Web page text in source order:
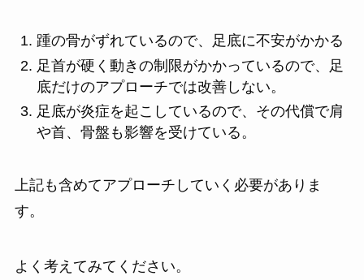
踵の骨がずれているので、足底に不安がかかる
足首が硬く動きの制限がかかっているので、足
底だけのアプローチでは改善しない。
足底が炎症を起こしているので、その代償で肩
や首、骨盤も影響を受けている。
上記も含めてアプローチしていく必要がありま
す。
よく考えてみてください。